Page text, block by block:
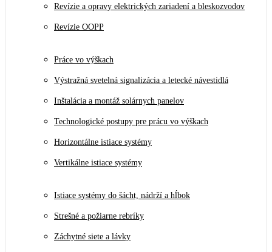
Revízie a opravy elektrických zariadení a bleskozvodov
Revízie OOPP
Práce vo výškach
Výstražná svetelná signalizácia a letecké návestidlá
Inštalácia a montáž solárnych panelov
Technologické postupy pre prácu vo výškach
Horizontálne istiace systémy
Vertikálne istiace systémy
Istiace systémy do šácht, nádrží a hĺbok
Strešné a požiarne rebríky
Záchytné siete a lávky